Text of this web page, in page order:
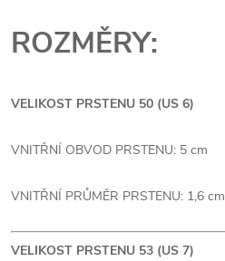
ROZMĚRY:
VELIKOST PRSTENU 50 (US 6)
VNITŘNÍ OBVOD PRSTENU: 5 cm
VNITŘNÍ PRŮMĚR PRSTENU: 1,6 cm
VELIKOST PRSTENU 53 (US 7)